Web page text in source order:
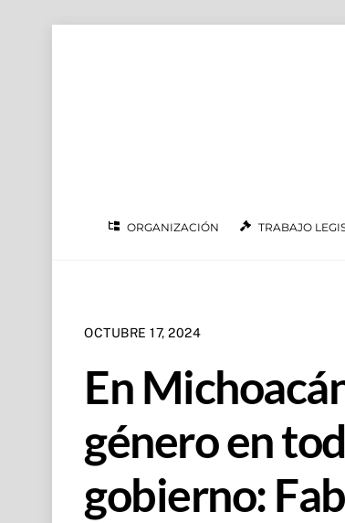
ORGANIZACIÓN TRABAJO
OCTUBRE 17, 2024
En
género en
gobierno: